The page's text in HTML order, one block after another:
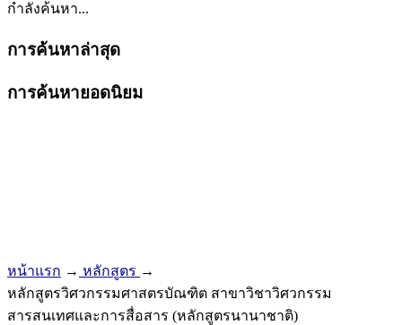
กำลังค้นหา...
การค้นหาล่าสุด
การค้นหายอดนิยม
หน้าแรก → หลักสูตร →
หลักสูตรวิศวกรรมศาสตรบัณฑิต สาขาวิชาวิศวกรรม
สารสนเทศและการสื่อสาร (หลักสูตรนานาชาติ)